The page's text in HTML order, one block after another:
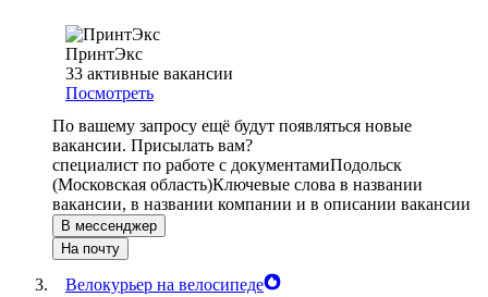
ПринтЭкс
33 активные вакансии
Посмотреть
По вашему запросу ещё будут появляться новые
вакансии. Присылать вам?
специалист по работе с документамиПодольск
(Московская область)Ключевые слова в названии
вакансии, в названии компании и в описании вакансии
В мессенджер
На почту
Велокурьер на велосипеде